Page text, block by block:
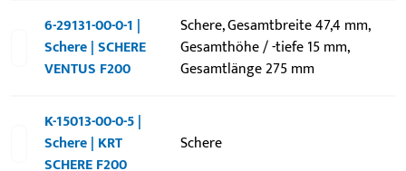
6-29131-00-0-1 |
Schere | SCHERE
VENTUS F200
Schere, Gesamtbreite 47,4 mm,
Gesamthöhe / -tiefe 15 mm,
Gesamtlänge 275 mm
K-15013-00-0-5 |
Schere | KRT
SCHERE F200
Schere